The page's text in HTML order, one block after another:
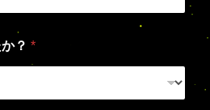
？ *